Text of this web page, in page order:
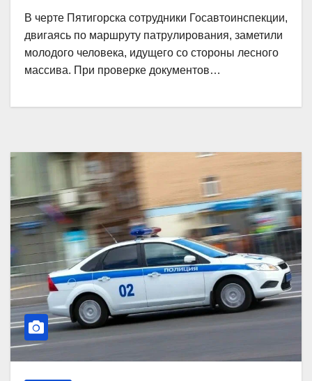
В черте Пятигорска сотрудники Госавтоинспекции,
двигаясь по маршруту патрулирования, заметили
молодого человека, идущего со стороны лесного
массива. При проверке документов…